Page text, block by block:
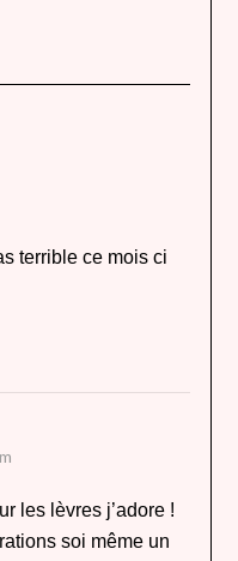
terrible ce mois ci
les lèvres j’adore !
soi même un